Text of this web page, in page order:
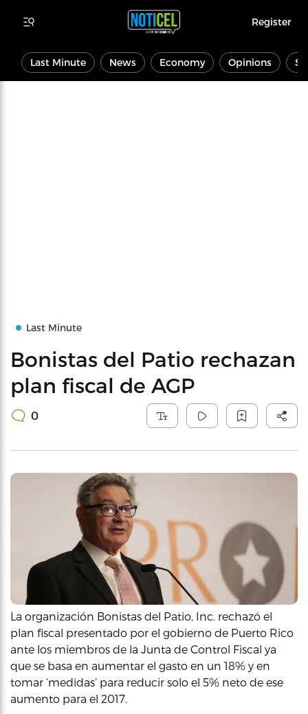
Register
Last Minute News Economy Opinions
Last Minute
Bonistas del Patio rechazan
plan fiscal de AGP
0
La organización Bonistas del Patio, Inc. rechazó el
plan fiscal presentado por el gobierno de Puerto Rico
ante los miembros de la Junta de Control Fiscal ya
que se basa en aumentar el gasto en un 18% y en
tomar ‘medidas’ para reducir solo el 5% neto de ese
aumento para el 2017.